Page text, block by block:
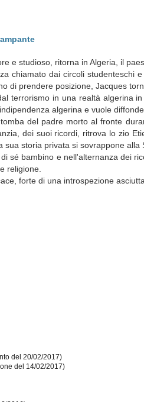
e studioso, ritorna in Algeria, il
chiamato dai circoli studenteschi
di prendere posizione, Jacques
terrorismo in una realtà algerina
algerina e vuole
del padre morto al fronte
dei suoi ricordi, ritrova lo zio
storia privata si sovrappone alla
sé bambino e nell'alternanza dei
religione.
forte di una introspezione
del 20/02/2017)
del 14/02/2017)